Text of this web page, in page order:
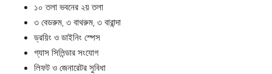
১০ তলা ভবনের ২য় তলা
৩ বেডরুম, ৩ বাথরুম, ৩ বারান্দা
ড্রয়িং ও ডাইনিং স্পেস
গ্যাস সিলিন্ডার সংযোগ
লিফট ও জেনারেটর সুবিধা